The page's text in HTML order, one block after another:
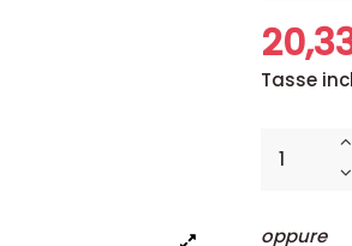
Tasse
oppure